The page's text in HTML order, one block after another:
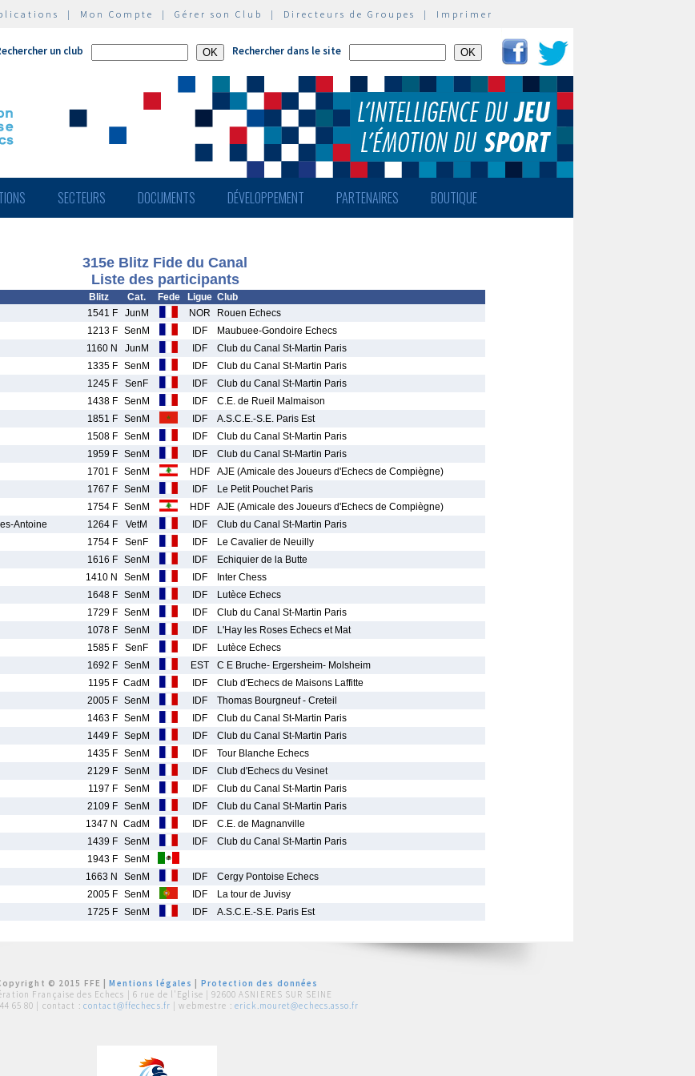
| Mon Compte | Gérer son Club | Directeurs de Groupes | Imprimer
un club Rechercher dans le site
SECTEURS DOCUMENTS DÉVELOPPEMENT PARTENAIRES BOUTIQUE
315e Blitz Fide du Canal
Liste des participants
Blitz Cat. Fede Ligue Club
1541 F JunM NOR
Rouen Echecs
1213 F SenM IDF
Maubuee-Gondoire Echecs
1160 N JunM IDF
Club du Canal St-Martin Paris
1335 F SenM IDF
Club du Canal St-Martin Paris
1245 F SenF IDF
Club du Canal St-Martin Paris
1438 F SenM IDF
C.E. de Rueil Malmaison
1851 F SenM IDF
A.S.C.E.-S.E. Paris Est
1508 F SenM IDF
Club du Canal St-Martin Paris
1959 F SenM IDF
Club du Canal St-Martin Paris
1701 F SenM HDF
AJE (Amicale des Joueurs d'Echecs de Compiègne)
1767 F SenM IDF
Le Petit Pouchet Paris
1754 F SenM HDF
AJE (Amicale des Joueurs d'Echecs de Compiègne)
Antoine 1264 F VetM IDF
Club du Canal St-Martin Paris
1754 F SenF IDF
Le Cavalier de Neuilly
1616 F SenM IDF
Echiquier de la Butte
1410 N SenM IDF
Inter Chess
1648 F SenM IDF
Lutèce Echecs
1729 F SenM IDF
Club du Canal St-Martin Paris
1078 F SenM IDF
L'Hay les Roses Echecs et Mat
1585 F SenF IDF
Lutèce Echecs
1692 F SenM EST
C E Bruche- Ergersheim- Molsheim
1195 F CadM IDF
Club d'Echecs de Maisons Laffitte
2005 F SenM IDF
Thomas Bourgneuf - Creteil
1463 F SenM IDF
Club du Canal St-Martin Paris
1449 F SepM IDF
Club du Canal St-Martin Paris
1435 F SenM IDF
Tour Blanche Echecs
2129 F SenM IDF
Club d'Echecs du Vesinet
1197 F SenM IDF
Club du Canal St-Martin Paris
2109 F SenM IDF
Club du Canal St-Martin Paris
1347 N CadM IDF
C.E. de Magnanville
1439 F SenM IDF
Club du Canal St-Martin Paris
1943 F SenM
1663 N SenM IDF
Cergy Pontoise Echecs
2005 F SenM IDF
La tour de Juvisy
1725 F SenM IDF A.S.C.E.-S.E. Paris Est
© 2015 FFE |Mentions légales
Protection des données
Française des Echecs | 6 rue de l'Eglise | 92600 ASNIERES SUR SEINE
65 80 | contact : contact@ffechecs.fr | webmestre : erick.mouret@echecs.asso.fr